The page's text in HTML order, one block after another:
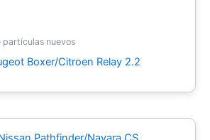
partículas nuevos
Boxer/Citroen Relay 2.2